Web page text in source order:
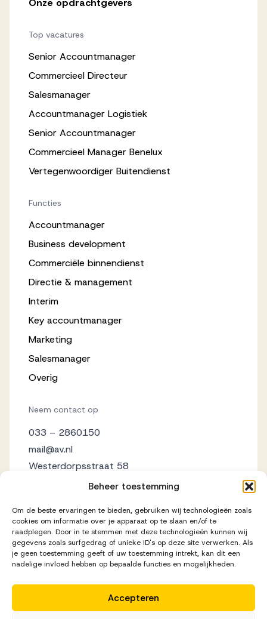
Beheer toestemming
Om de beste ervaringen te bieden, gebruiken wij technologieën zoals
cookies om informatie over je apparaat op te slaan en/of te
raadplegen. Door in te stemmen met deze technologieën kunnen wij
gegevens zoals surfgedrag of unieke ID's op deze site verwerken. Als
je geen toestemming geeft of uw toestemming intrekt, kan dit een
nadelige invloed hebben op bepaalde functies en mogelijkheden.
Accepteren
Onze opdrachtgevers
Top vacatures
Senior Accountmanager
Commercieel Directeur
Salesmanager
Accountmanager Logistiek
Senior Accountmanager
Commercieel Manager Benelux
Vertegenwoordiger Buitendienst
Functies
Accountmanager
Business development
Commerciële binnendienst
Directie & management
Interim
Key accountmanager
Marketing
Salesmanager
Overig
Neem contact op
033 – 2860150
mail@av.nl
Westerdorpsstraat 58
3871 AZ Hoevelaken